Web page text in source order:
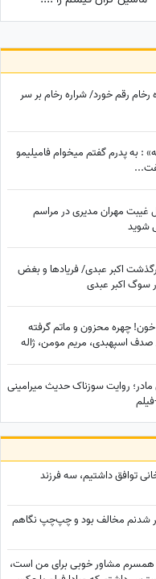
رخام رقم خورد/ شراره رخام بر سر
: به پدرم گفتم میخوام فامیلیمو
غیبت مهران مدیری در مراسم
شوید
پی درگذشت اکبر عبدی/ فریادها و بغض
سوگ اکبر عبدی
چهره محزون و ماتم گرفته
صدف اسپهبدی، مریم مومن، ژاله
روایت سوزناک حدیث میرامینی
توافق داشتیم، سه فرزند
شدنم مخالف بود و چپ‌چپ نگاهم
مشاور خوبی برای من است،